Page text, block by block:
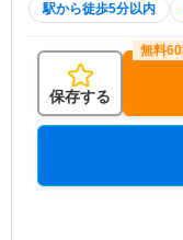
駅から徒歩5分以内
保存する